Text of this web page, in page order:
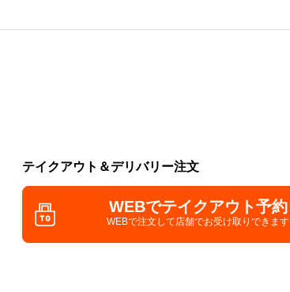
テイクアウト＆デリバリー注文
WEBでテイクアウト予約
WEBで注文して店舗でお受け取りできます